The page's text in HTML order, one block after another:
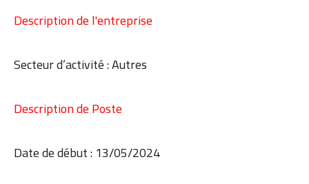
Description de l'entreprise
Secteur d’activité : Autres
Description de Poste
Date de début : 13/05/2024